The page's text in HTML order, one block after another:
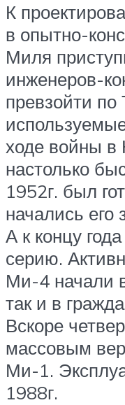
К
в опытно-
Миля
инженеров-
превзойти
ходе войны в
настолько
1952г. был
начались его
А к концу
серию.
Ми-4 начали
так и в
Вскоре
массовым
Ми-1.
1988г.